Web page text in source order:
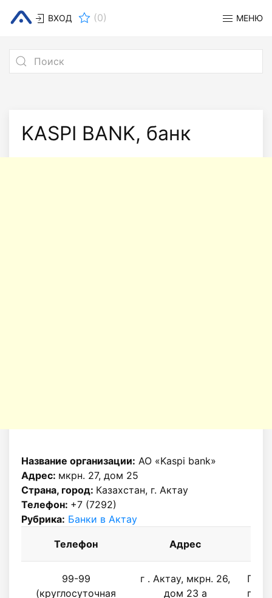
ВХОД (0) МЕНЮ
KASPI BANK, банк
Название организации: АО «Kaspi bank»
Адрес: мкрн. 27, дом 25
Страна, город: Казахстан, г. Актау
Телефон: +7 (7292)
Рубрика: Банки в Актау
Телефон Адрес
99-99
(круглосуточная
г . Актау, мкрн. 26,
дом 23 а